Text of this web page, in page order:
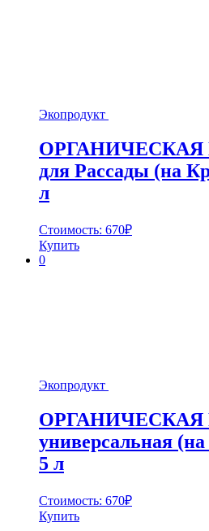
Экопродукт
для Рассады (на
л
Стоимость: 670₽
Купить
0
Экопродукт
универсальная
5 л
Стоимость: 670₽
Купить